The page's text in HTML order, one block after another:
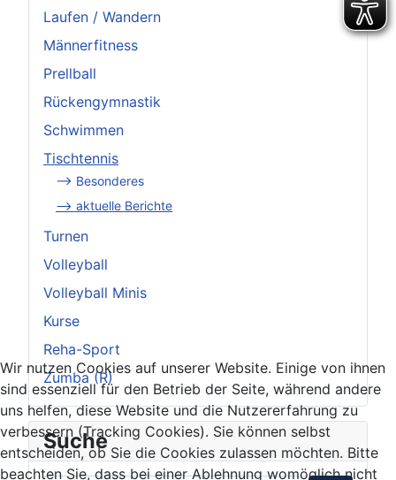
Laufen / Wandern
Männerfitness
Prellball
Rückengymnastik
Schwimmen
Tischtennis
--> Besonderes
--> aktuelle Berichte
Turnen
Volleyball
Volleyball Minis
Kurse
Reha-Sport
Zumba (R)
Suche
Wir nutzen Cookies auf unserer Website. Einige von ihnen
sind essenziell für den Betrieb der Seite, während andere
uns helfen, diese Website und die Nutzererfahrung zu
verbessern (Tracking Cookies). Sie können selbst
entscheiden, ob Sie die Cookies zulassen möchten. Bitte
beachten Sie, dass bei einer Ablehnung womöglich nicht